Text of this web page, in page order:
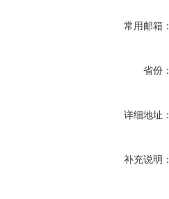
常用邮箱：
省份：
详细地址：
补充说明：